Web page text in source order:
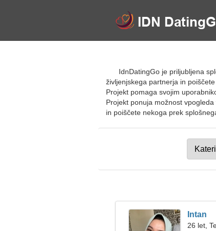
IdnDatingGo je priljubljena
življenjskega partnerja in
Projekt pomaga svojim
Projekt ponuja možnost
in poiščete nekoga prek
Intan
26 let,